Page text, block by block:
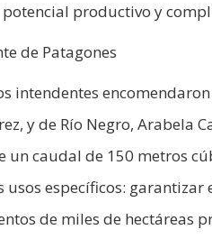
productivo y
de Patagones
intendentes
y de Río Negro, Arabela
un caudal de 150 metros
específicos:
de miles de hectáreas